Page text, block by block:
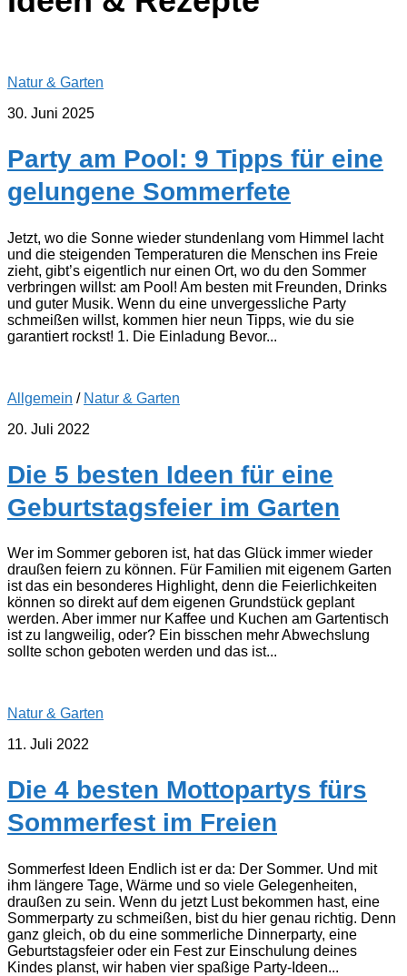
Natur & Garten
30. Juni 2025
Party am Pool: 9 Tipps für eine
gelungene Sommerfete
Jetzt, wo die Sonne wieder stundenlang vom Himmel lacht
und die steigenden Temperaturen die Menschen ins Freie
zieht, gibt’s eigentlich nur einen Ort, wo du den Sommer
verbringen willst: am Pool! Am besten mit Freunden, Drinks
und guter Musik. Wenn du eine unvergessliche Party
schmeißen willst, kommen hier neun Tipps, wie du sie
garantiert rockst! 1. Die Einladung Bevor...
Allgemein / Natur & Garten
20. Juli 2022
Die 5 besten Ideen für eine
Geburtstagsfeier im Garten
Wer im Sommer geboren ist, hat das Glück immer wieder
draußen feiern zu können. Für Familien mit eigenem Garten
ist das ein besonderes Highlight, denn die Feierlichkeiten
können so direkt auf dem eigenen Grundstück geplant
werden. Aber immer nur Kaffee und Kuchen am Gartentisch
ist zu langweilig, oder? Ein bisschen mehr Abwechslung
sollte schon geboten werden und das ist...
Natur & Garten
11. Juli 2022
Die 4 besten Mottopartys fürs
Sommerfest im Freien
Sommerfest Ideen Endlich ist er da: Der Sommer. Und mit
ihm längere Tage, Wärme und so viele Gelegenheiten,
draußen zu sein. Wenn du jetzt Lust bekommen hast, eine
Sommerparty zu schmeißen, bist du hier genau richtig. Denn
ganz gleich, ob du eine sommerliche Dinnerparty, eine
Geburtstagsfeier oder ein Fest zur Einschulung deines
Kindes planst, wir haben vier spaßige Party-Ideen...